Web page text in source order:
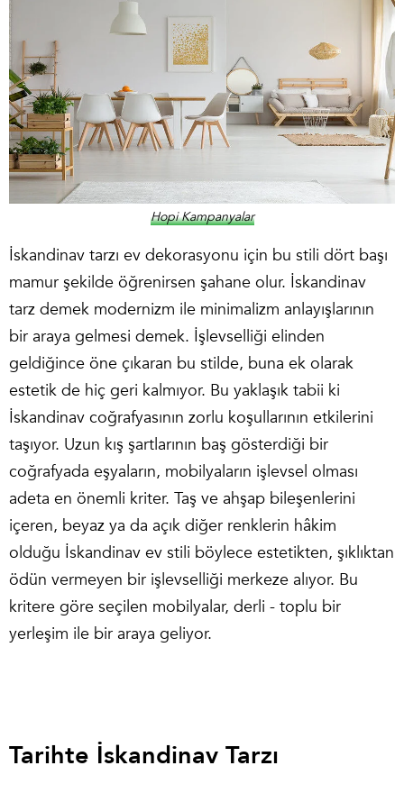
Hopi Kampanyalar
İskandinav tarzı ev dekorasyonu için bu stili dört başı
mamur şekilde öğrenirsen şahane olur. İskandinav
tarz demek modernizm ile minimalizm anlayışlarının
bir araya gelmesi demek. İşlevselliği elinden
geldiğince öne çıkaran bu stilde, buna ek olarak
estetik de hiç geri kalmıyor. Bu yaklaşık tabii ki
İskandinav coğrafyasının zorlu koşullarının etkilerini
taşıyor. Uzun kış şartlarının baş gösterdiği bir
coğrafyada eşyaların, mobilyaların işlevsel olması
adeta en önemli kriter. Taş ve ahşap bileşenlerini
içeren, beyaz ya da açık diğer renklerin hâkim
olduğu İskandinav ev stili böylece estetikten, şıklıktan
ödün vermeyen bir işlevselliği merkeze alıyor. Bu
kritere göre seçilen mobilyalar, derli - toplu bir
yerleşim ile bir araya geliyor.
Tarihte İskandinav Tarzı